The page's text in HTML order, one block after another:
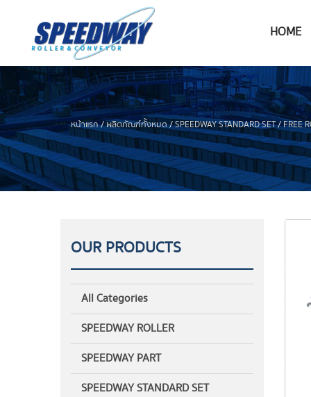
HOME
หน้าแรก/ผลิตภัณฑ์ทั้งหมด/SPEEDWAY STANDARD SET/FREE
OUR PRODUCTS
All Categories
SPEEDWAY ROLLER
SPEEDWAY PART
SPEEDWAY STANDARD SET